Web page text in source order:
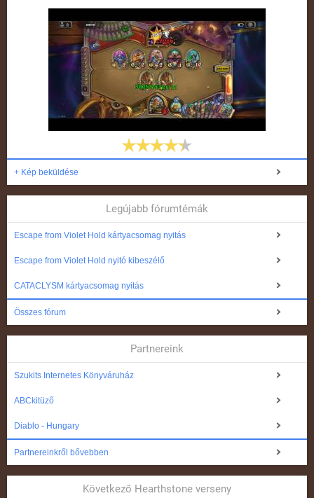
+ Kép beküldése
Legújabb fórumtémák
Escape from Violet Hold kártyacsomag nyitás
Escape from Violet Hold nyitó kibeszélő
CATACLYSM kártyacsomag nyitás
Összes fórum
Partnereink
Szukits Internetes Könyváruház
ABCkitüző
Diablo - Hungary
Partnereinkről bővebben
Következő Hearthstone verseny